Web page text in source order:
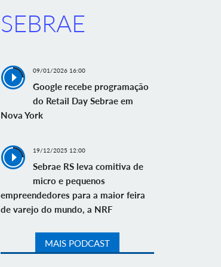
SEBRAE
09/01/2026 16:00
Google recebe programação
do Retail Day Sebrae em
Nova York
19/12/2025 12:00
Sebrae RS leva comitiva de
micro e pequenos
empreendedores para a maior feira
de varejo do mundo, a NRF
MAIS PODCAST